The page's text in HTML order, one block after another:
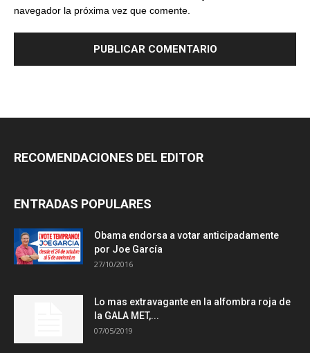
navegador la próxima vez que comente.
RECOMENDACIONES DEL EDITOR
ENTRADAS POPULARES
Obama endorsa a votar anticipadamente
por Joe García
27/10/2016
Lo mas extravagante en la alfombra roja de
la GALA MET,...
07/05/2019